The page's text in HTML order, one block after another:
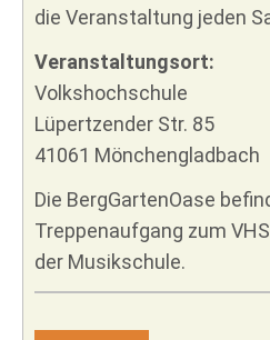
die Veranstaltung jeden
Veranstaltungsort:
Volkshochschule
Lüpertzender Str. 85
41061 Mönchengladbach
Die BergGartenOase
Treppenaufgang zum
der Musikschule.